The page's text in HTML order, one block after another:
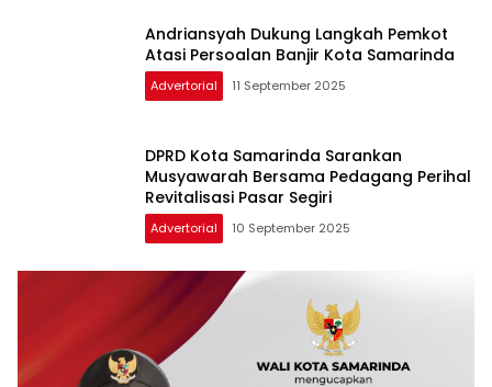
Andriansyah Dukung Langkah Pemkot
Atasi Persoalan Banjir Kota Samarinda
Advertorial 11 September 2025
DPRD Kota Samarinda Sarankan
Musyawarah Bersama Pedagang Perihal
Revitalisasi Pasar Segiri
Advertorial 10 September 2025